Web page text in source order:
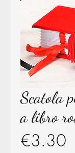
Scatola
a libro
€3.30